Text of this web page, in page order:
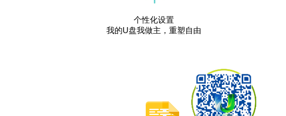
个性化设置
我的U盘我做主，重塑自由